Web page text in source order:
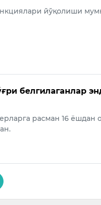
йўқолиши
белгилaганлар
расман 16 ёшдан